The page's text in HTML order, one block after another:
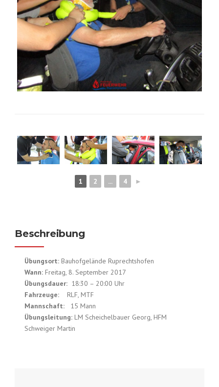
1 2 ... 4 ►
Beschreibung
Übungsort: Bauhofgelände Ruprechtshofen
Wann: Freitag, 8. September 2017
Übungsdauer: 18:30 – 20:00 Uhr
Fahrzeuge: RLF, MTF
Mannschaft: 15 Mann
Übungsleitung: LM Scheichelbauer Georg, HFM
Schweiger Martin